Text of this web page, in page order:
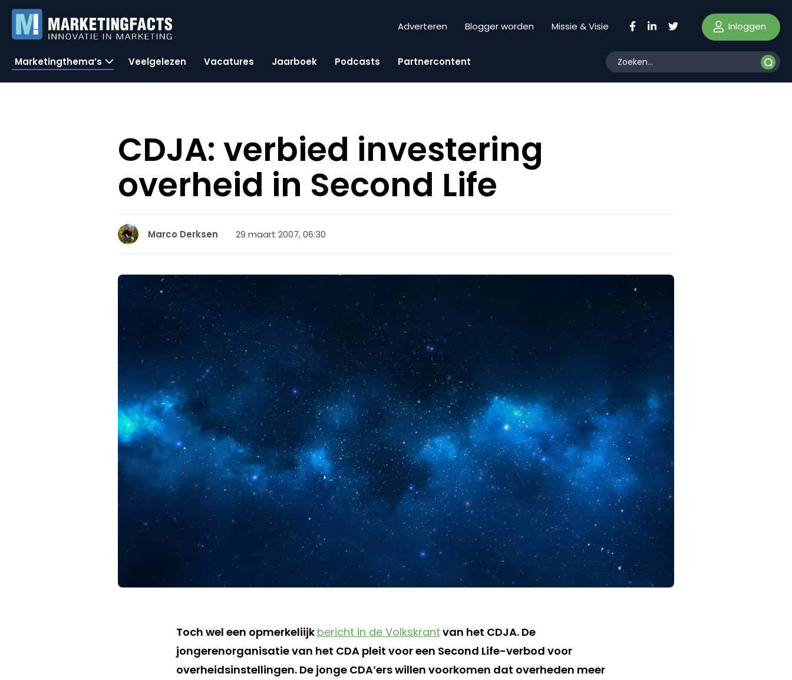
Adverteren Blogger worden Missie & Visie Inloggen
Marketingthema’s Veelgelezen Vacatures Jaarboek Podcasts Partnercontent
CDJA: verbied investering
overheid in Second Life
Marco Derksen 29 maart 2007, 06:30
Toch wel een opmerkeliijk bericht in de Volkskrant van het CDJA. De
jongerenorganisatie van het CDA pleit voor een Second Life-verbod voor
overheidsinstellingen. De jonge CDA’ers willen voorkomen dat overheden meer